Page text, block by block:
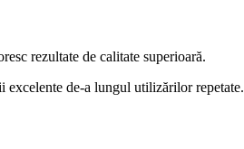
rezultate de calitate superioară.
excelente de-a lungul utilizărilor repetate.